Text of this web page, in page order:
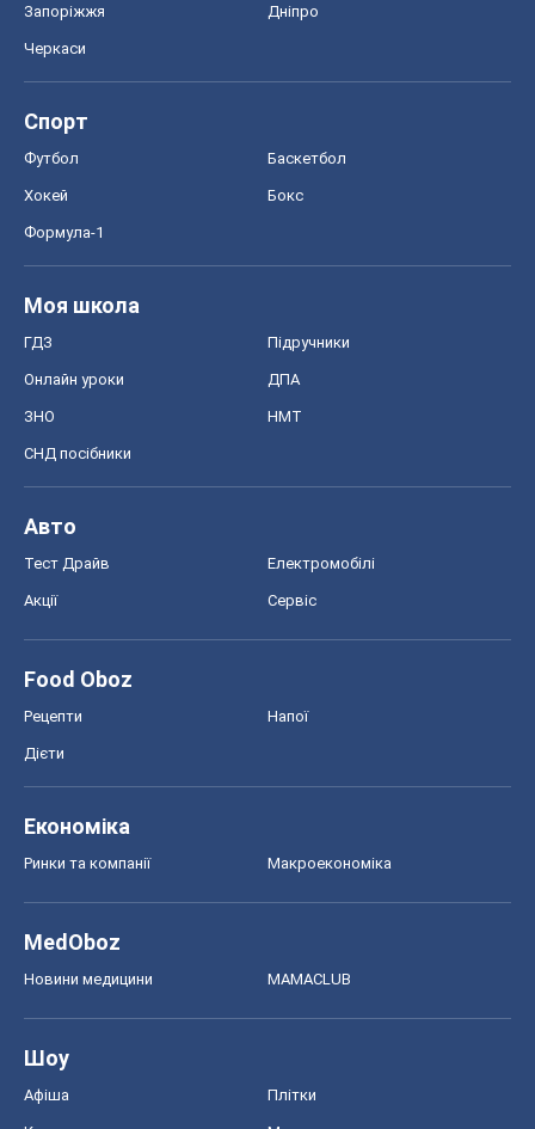
Запоріжжя Дніпро
Черкаси
Спорт
Футбол Баскетбол
Хокей Бокс
Формула-1
Моя школа
ГДЗ Підручники
Онлайн уроки ДПА
ЗНО НМТ
СНД посібники
Авто
Тест Драйв Електромобілі
Акції Сервіс
Food Oboz
Рецепти Напої
Дієти
Економіка
Ринки та компанії Макроекономіка
MedOboz
Новини медицини MAMACLUB
Шоу
Афіша Плітки